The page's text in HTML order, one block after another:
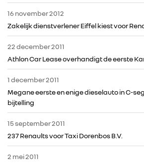
16 november 2012
Zakelijk dienstverlener Eiffel kiest voor
22 december 2011
Athlon Car Lease overhandigt de eerste
1 december 2011
Megane eerste en enige dieselauto in C-
bijtelling
15 september 2011
237 Renaults voor Taxi Dorenbos B.V.
2 mei 2011